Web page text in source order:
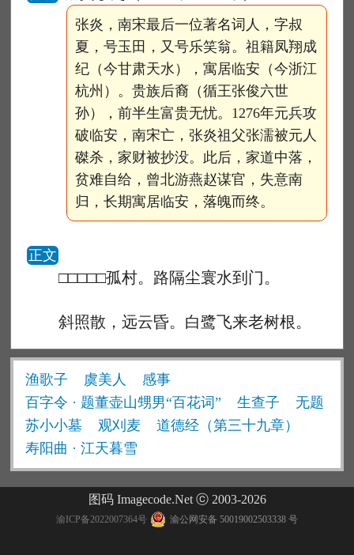
张炎，南宋最后一位著名词人，字叔
夏，号玉田，又号乐笑翁。祖籍凤翔成
纪（今甘肃天水），寓居临安（今浙江
杭州）。贵族后裔（循王张俊六世
孙），前半生富贵无忧。1276年元兵攻
破临安，南宋亡，张炎祖父张濡被元人
磔杀，家财被抄没。此后，家道中落，
贫难自给，曾北游燕赵谋官，失意南
归，长期寓居临安，落魄而终。
正文
□□□□□孤村。路隔尘寰水到门。
斜照散，远云昏。白鹭飞来老树根。
渔歌子 虞美人
感事
百字令 · 题董壶山甥男“百花词”
生查子
无题
苏小小墓
观刈麦
道德经（第三十九章）
寿阳曲 · 江天暮雪
图码 Imagecode.Net ⓒ 2003-2026
渝ICP备2022007364号 渝公网安备 50019002503338 号